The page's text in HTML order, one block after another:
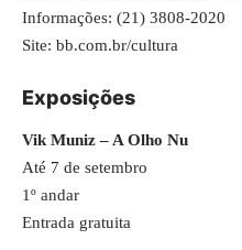
Informações: (21) 3808-2020
Site: bb.com.br/cultura
Exposições
Vik Muniz – A Olho Nu
Até 7 de setembro
1º andar
Entrada gratuita